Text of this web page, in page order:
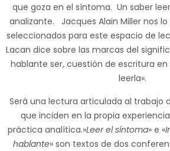
que goza en el síntoma. Un saber
analizante. Jacques Alain Miller nos
seleccionados para este espacio de
Lacan dice sobre las marcas del
hablante ser, cuestión de escritura en
leerla».
Será una lectura articulada al trabajo
que inciden en la propia
práctica analítica.»Leer el síntoma» e «
hablante» son textos de dos